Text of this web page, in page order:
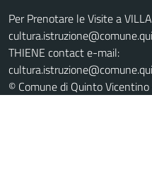
Per Prenotare le Visite a
THIENE contact e-mail:
© Comune di Quinto